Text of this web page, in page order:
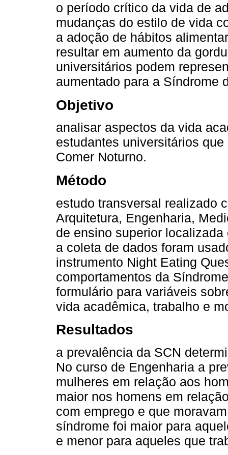
o período crítico da vida de
mudanças do estilo de vida
a adoção de hábitos
resultar em aumento da
universitários podem
aumentado para a Síndrome
Objetivo
analisar aspectos da vida
estudantes universitários
Comer Noturno.
Método
estudo transversal realizado
Arquitetura, Engenharia,
de ensino superior
a coleta de dados foram
instrumento Night Eating
comportamentos da
formulário para variáveis
vida acadêmica, trabalho e
Resultados
a prevalência da SCN
No curso de Engenharia a
mulheres em relação aos
maior nos homens em
com emprego e que
síndrome foi maior para
e menor para aqueles que